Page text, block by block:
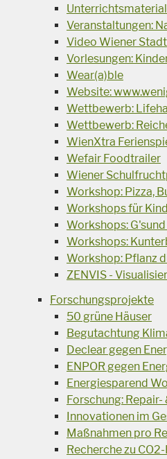
Veranstaltungen:
Video Wiener
Vorlesungen:
Wear(a)ble
Website:
Wettbewerb:
Wettbewerb:
WienXtra
Wefair Foodtrailer
Wiener
Workshop: Pizza,
Workshops für
Workshops:
Workshops:
Workshop: Pflanz
ZENVIS -
Forschungsprojekte
50 grüne Häuser
Begutachtung
Declear gegen
ENPOR gegen
Energiesparend
Forschung:
Innovationen im
Maßnahmen pro
Recherche zu